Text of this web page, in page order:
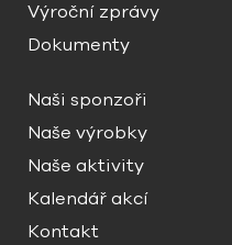
Výroční zprávy
Dokumenty
Naši sponzoři
Naše výrobky
Naše aktivity
Kalendář akcí
Kontakt